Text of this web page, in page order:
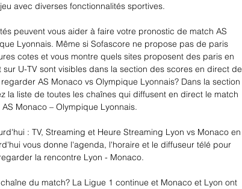
avec diverses fonctionnalités sportives.
peuvent vous aider à faire votre pronostic de match AS
Lyonnais. Même si Sofascore ne propose pas de paris
cotes et vous montre quels sites proposent des paris en
U-TV sont visibles dans la section des scores en direct de
AS Monaco vs Olympique Lyonnais? Dans la section
la liste de toutes les chaînes qui diffusent en direct le match
AS Monaco – Olympique Lyonnais.
: TV, Streaming et Heure Streaming Lyon vs Monaco en
vous donne l'agenda, l'horaire et le diffuseur télé pour
la rencontre Lyon - Monaco.
du match? La Ligue 1 continue et Monaco et Lyon ont